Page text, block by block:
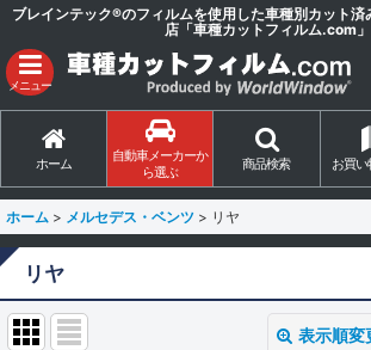
ブレインテック®のフィルムを使用した車種別カット済
店「車種カットフィルム.com」
メニュー
ホーム
自動車メーカーか
ら選ぶ
商品検索 お買
ホーム > メルセデス・ベンツ > リヤ
リヤ
表示順変